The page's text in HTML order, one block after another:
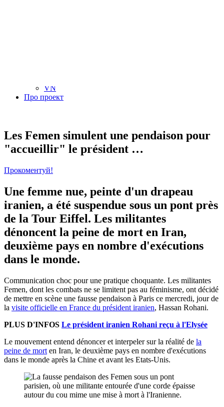
VN
Про проект
Les Femen simulent une pendaison pour
"accueillir" le président …
Прокоментуй!
Une femme nue, peinte d'un drapeau
iranien, a été suspendue sous un pont près
de la Tour Eiffel. Les militantes
dénoncent la peine de mort en Iran,
deuxième pays en nombre d'exécutions
dans le monde.
Communication choc pour une pratique choquante. Les militantes
Femen, dont les combats ne se limitent pas au féminisme, ont décidé
de mettre en scène une fausse pendaison à Paris ce mercredi, jour de
la visite officielle en France du président iranien, Hassan Rohani.
PLUS D'INFOS Le président iranien Rohani reçu à l'Elysée
Le mouvement entend dénoncer et interpeler sur la réalité de la
peine de mort en Iran, le deuxième pays en nombre d'exécutions
dans le monde après la Chine et avant les Etats-Unis.